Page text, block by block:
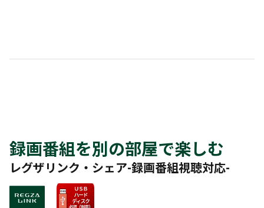
録画番組を別の部屋で楽しむ
レグザリンク・シェア-録画番組視聴対応-